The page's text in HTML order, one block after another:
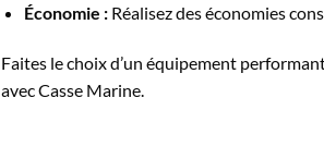
Économie :Réalisez des économies
Faites le choix d’un équipement
avec Casse Marine.